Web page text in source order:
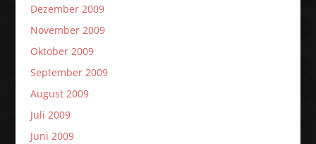
Dezember 2009
November 2009
Oktober 2009
September 2009
August 2009
Juli 2009
Juni 2009